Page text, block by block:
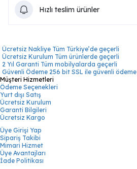
Hızlı teslim ürünler
Ücretsiz Nakliye Tüm Türkiye’de geçerli
Ücretsiz Kurulum Tüm ürünlerde geçerli
2 Yıl Garanti Tüm mobilyalarda geçerli
Güvenli Ödeme 256 bit SSL ile güvenli ödeme
Müşteri Hizmetleri
Ödeme Seçenekleri
Yurt dışı Satış
Ücretsiz Kurulum
Garanti Bilgileri
Ücretsiz Kargo
Üye Girişi Yap
Sipariş Takibi
Mimari Hizmet
Üye Avantajları
İade Politikası